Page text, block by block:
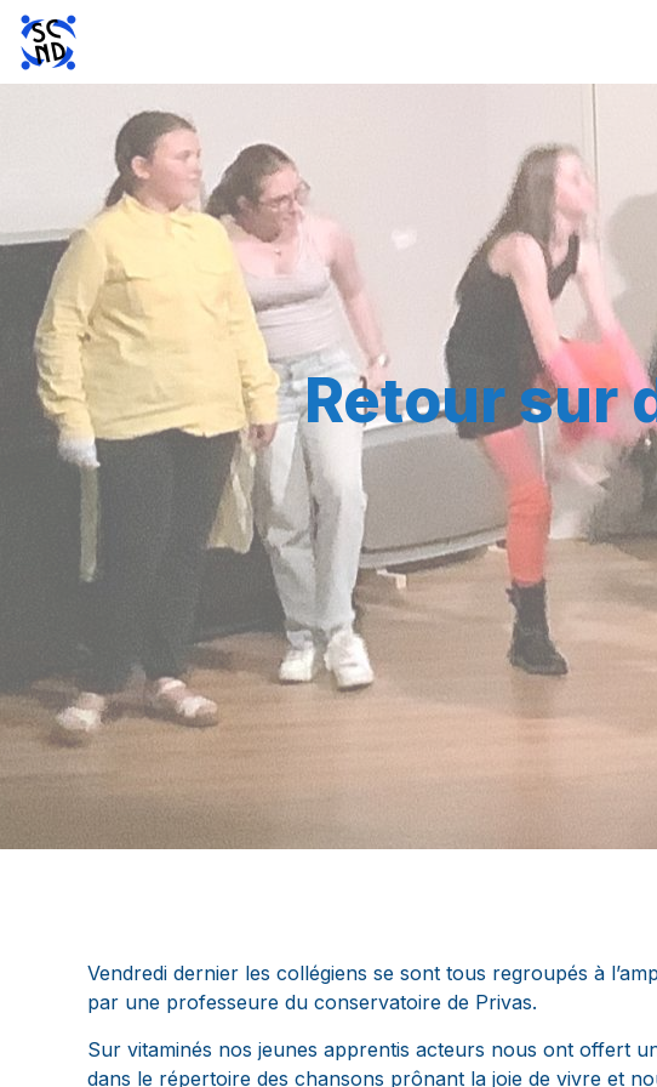
Retour sur
Vendredi dernier les collégiens se sont tous regroupés à
par une professeure du conservatoire de Privas.
Sur vitaminés nos jeunes apprentis acteurs nous ont offert
dans le répertoire des chansons prônant la joie de vivre et